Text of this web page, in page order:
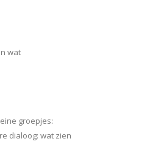
wat
groepjes:
dialoog: wat zien